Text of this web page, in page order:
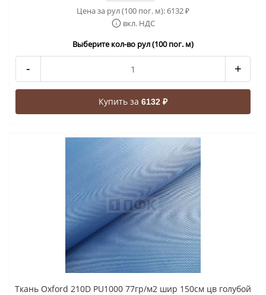
Цена за рул (100 пог. м):6132₽
вкл. НДС
Выберите кол-во рул (100 пог. м)
- +
Купить за 6132 ₽
Ткань Oxford 210D PU1000 77гр/м2 шир 150см цв голубой